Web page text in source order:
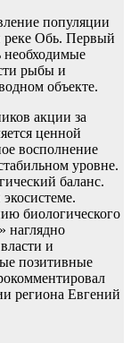
популяции
реке Обь. Первый
необходимые
рыбы и
объекте.
акции за
ценной
восполнение
уровне.
баланс.
биологического
наглядно
и
позитивные
региона Евгений